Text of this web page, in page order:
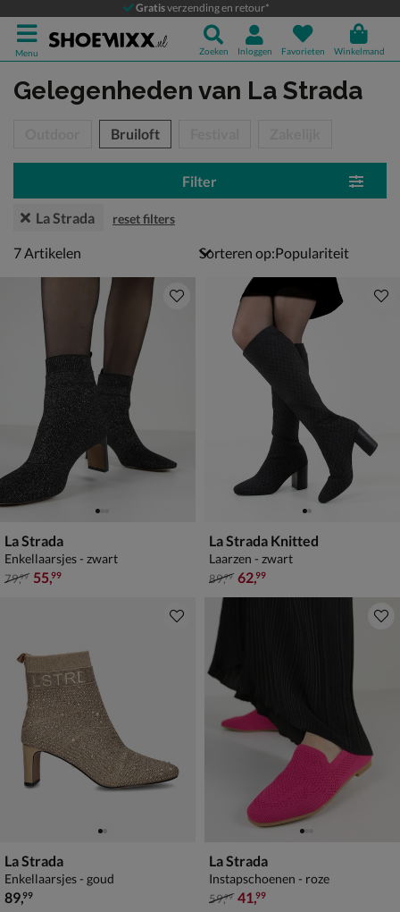
Gratisverzending en retour*
Menu Zoeken Inloggen Favorieten Winkelmand
Gelegenheden van La Strada
Bruiloft
Filter
La Strada reset filters
7 artikelen
7Artikelen Sorteren op:
La Strada
Enkellaarsjes - zwart
van € 79,99 voor € 55,99
79,99 55,99
La Strada Knitted
Laarzen - zwart
van € 89,99 voor € 62,99
89,99 62,99
La Strada
Enkellaarsjes - goud
€ 89,99
89,99
La Strada
Instapschoenen - roze
van € 59,99 voor € 41,99
59,99 41,99